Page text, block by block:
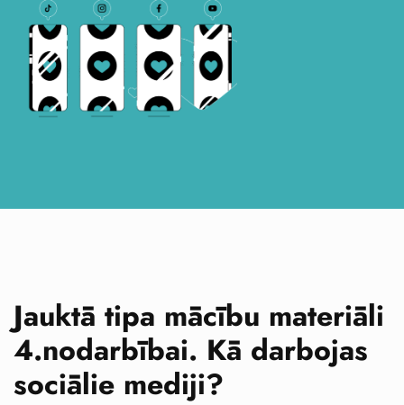
Jauktā tipa mācību materiāli
4.nodarbībai. Kā darbojas
sociālie mediji?